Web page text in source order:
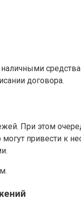
договора.
При этом
привести к